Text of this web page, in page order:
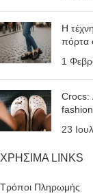
Η
πόρτα
1
Crocs:
23
ΧΡΗΣΙΜΑ LINKS
Τρόποι Πληρωμής